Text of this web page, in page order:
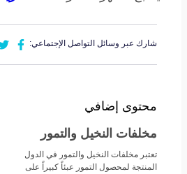
شارك عبر وسائل التواصل الإجتماعي:
محتوى إضافي
مخلفات النخيل والتمور
تعتبر مخلفات النخيل والتمور في الدول
المنتجة لمحصول التمور عبئاً كبيراً على